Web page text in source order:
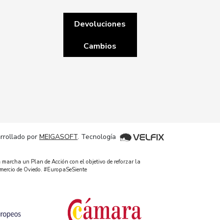
Devoluciones
Cambios
por MEIGASOFT. Tecnología
un Plan de Acción con el objetivo de reforzar la
de Oviedo. #EuropaSeSiente